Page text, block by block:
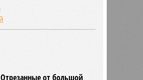
Отрезанные от большой